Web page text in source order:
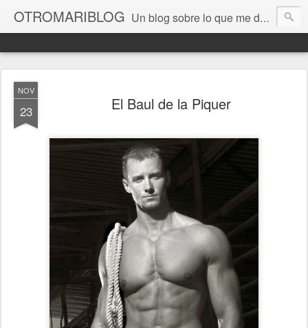
OTROMARIBLOG Un blog sobre lo que me da la gana, así en general, desde lo personal a cuestiones LGTB, vamos, mis mariconadas y esas cosas del Orgullo, la reivindicación y, en general, de reclamar las cosas que son justas y que cada cual haga lo que le venga en gana siempre que no moleste al vecino; cosas que ver, visitar... algún viaje... de todo un poco. Ah, y aquí a las chivatas no las queremos ver ni en pintura.
NOV
23 El Baul de la Piquer